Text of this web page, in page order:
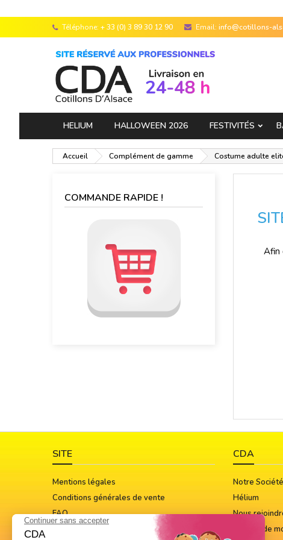
Téléphone: + 33 (0) 3 89 30 12 90 Email: info@cotillons-
HELIUM HALLOWEEN 2026 FESTIVITÉS
Accueil Complément de gamme Costume adulte
COMMANDE RAPIDE !
Afin
SITE
Mentions légales
Conditions générales de vente
FAQ
CDA
Notre Société
Hélium
Nous
Notices de